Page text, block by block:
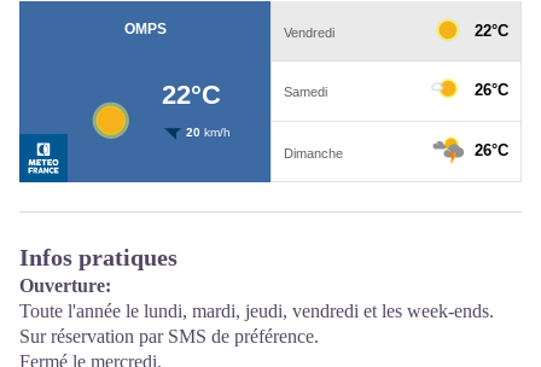
Infos pratiques
Ouverture:
Toute l'année le lundi, mardi, jeudi, vendredi et les week-ends.
Sur réservation par SMS de préférence.
Fermé le mercredi.